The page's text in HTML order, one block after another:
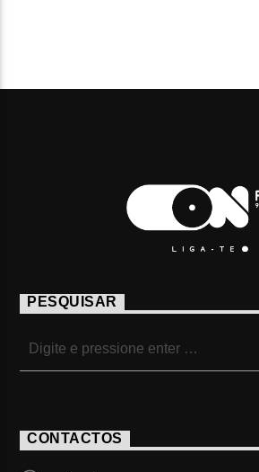
PESQUISAR
CONTACTOS